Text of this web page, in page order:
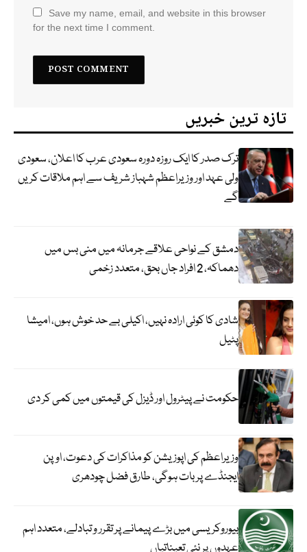
Save my name, email, and website in this browser
for the next time I comment.
تازہ ترین خبریں
ترک صدر کا ایک روزہ دورہ سعودی عرب کا اعلان، سعودی
ولی عہد اور وزیراعظم شہباز شریف سے اہم ملاقات کریں
گے
دمشق کے نواحی علاقے جرمانہ میں منی بس میں
دھماکہ، 2 افراد جاں بحق، متعدد زخمی
شادی کا کوئی ارادہ نہیں، اکیلی بے حد خوش ہوں، امیشا
پٹیل
حکومت نے پیٹرول اور ڈیزل کی قیمتوں میں کمی کر دی
وزیراعظم کی اپوزیشن کو مذاکرات کی دعوت، اوپن
ایجنڈے پر بات ہوگی، طارق فضل چودھری
بیوروکریسی میں بڑے پیمانے پر تقرر و تبادلے، متعدد اہم
عہدوں پر نئی تعیناتیاں